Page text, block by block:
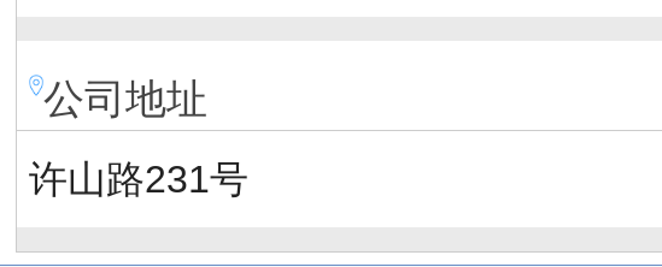
公司地址
许山路231号